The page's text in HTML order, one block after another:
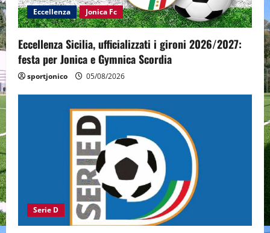
Eccellenza Jonica Fc
Eccellenza Sicilia, ufficializzati i gironi 2026/2027:
festa per Jonica e Gymnica Scordia
sportjonico 05/08/2026
Serie D